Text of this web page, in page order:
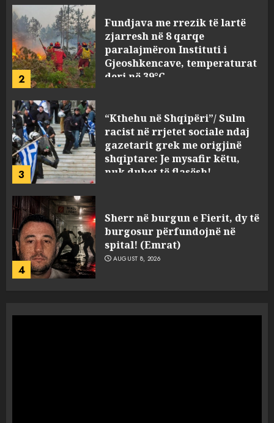
2
Fundjava me rrezik të lartë
zjarresh në 8 qarqe
paralajmëron Instituti i
Gjeoshkencave, temperaturat
deri në 39°C
3
“Kthehu në Shqipëri”/ Sulm
racist në rrjetet sociale ndaj
gazetarit grek me origjinë
shqiptare: Je mysafir këtu,
nuk duhet të flasësh!
4
Sherr në burgun e Fierit, dy të
burgosur përfundojnë në
spital! (Emrat)
AUGUST 8, 2026